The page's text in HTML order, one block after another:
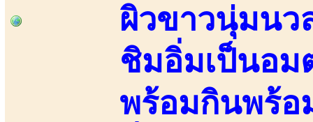
ผิวขาวนุ่มนว
ชิมอิ่มเป็นอม
พร้อมกินพร้อ